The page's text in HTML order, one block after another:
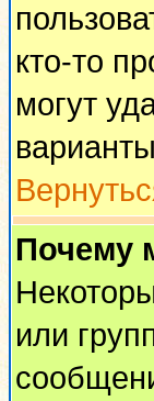
кто-то
могут
Почему
или